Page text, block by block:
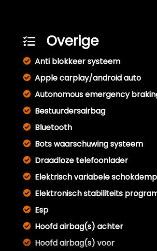
Overige
Anti blokkeer systeem
Apple carplay/android auto
Autonomous emergency
Bestuurdersairbag
Bluetooth
Bots waarschuwing systeem
Draadloze telefoonlader
Elektrisch variabele
Elektronisch stabiliteits
Esp
Hoofd airbag(s) achter
Hoofd airbag(s) voor